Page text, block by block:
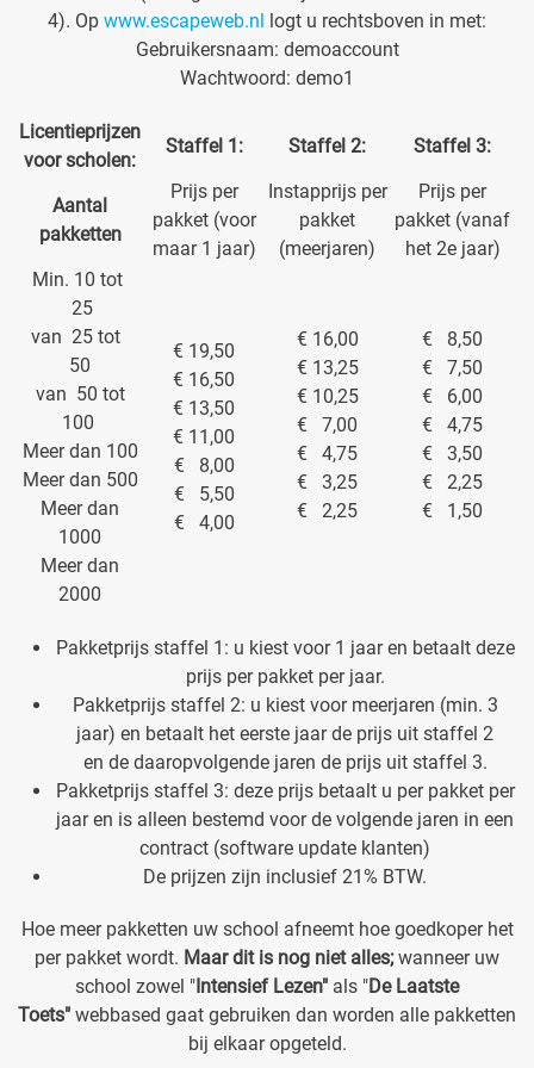
4). Op www.escapeweb.nl logt u rechtsboven in met:
Gebruikersnaam: demoaccount
Wachtwoord: demo1
Licentieprijzen
voor scholen:
Staffel 1: Staffel 2: Staffel 3:
Aantal
pakketten
Prijs per
pakket (voor
maar 1 jaar)
Instapprijs per
pakket
(meerjaren)
Prijs per
pakket (vanaf
het 2e jaar)
Min. 10 tot
25
van 25 tot
50
van 50 tot
100
Meer dan 100
Meer dan 500
Meer dan
1000
Meer dan
2000
€ 19,50
€ 16,50
€ 13,50
€ 11,00
€ 8,00
€ 5,50
€ 4,00
€ 16,00
€ 13,25
€ 10,25
€ 7,00
€ 4,75
€ 3,25
€ 2,25
€ 8,50
€ 7,50
€ 6,00
€ 4,75
€ 3,50
€ 2,25
€ 1,50
Pakketprijs staffel 1: u kiest voor 1 jaar en betaalt deze
prijs per pakket per jaar.
Pakketprijs staffel 2: u kiest voor meerjaren (min. 3
jaar) en betaalt het eerste jaar de prijs uit staffel 2
en de daaropvolgende jaren de prijs uit staffel 3.
Pakketprijs staffel 3: deze prijs betaalt u per pakket per
jaar en is alleen bestemd voor de volgende jaren in een
contract (software update klanten)
De prijzen zijn inclusief 21% BTW.
Hoe meer pakketten uw school afneemt hoe goedkoper het
per pakket wordt. Maar dit is nog niet alles;wanneer uw
school zowel "Intensief Lezen" als "De Laatste
Toets" webbased gaat gebruiken dan worden alle pakketten
bij elkaar opgeteld.